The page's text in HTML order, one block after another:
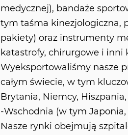
medycznej), bandaże
tym taśma kinezjologiczna,
pakiety) oraz instrumenty
katastrofy, chirurgowe i inni
Wyeksportowaliśmy nasze
całym świecie, w tym
Brytania, Niemcy,
-Wschodnia (w tym
Nasze rynki obejmują